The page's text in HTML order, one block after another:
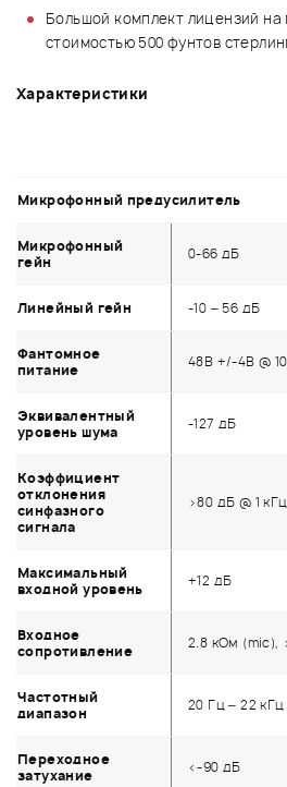
Большой комплект лицензий
стоимостью 500 фунтов
Характеристики
Микрофонный предусилитель
Микрофонный
гейн
0-66 дБ
Линейный гейн -10 – 56 дБ
Фантомное
питание
48В +/-4В @
Эквивалентный
уровень шума
-127 дБ
Коэффициент
отклонения
синфазного
сигнала
>80 дБ @ 1 кГц
Максимальный
входной уровень
+12 дБ
Входное
сопротивление
2.8 кОм (mic),
Частотный
диапазон
20 Гц – 22 кГц
Переходное
затухание
<-90 дБ